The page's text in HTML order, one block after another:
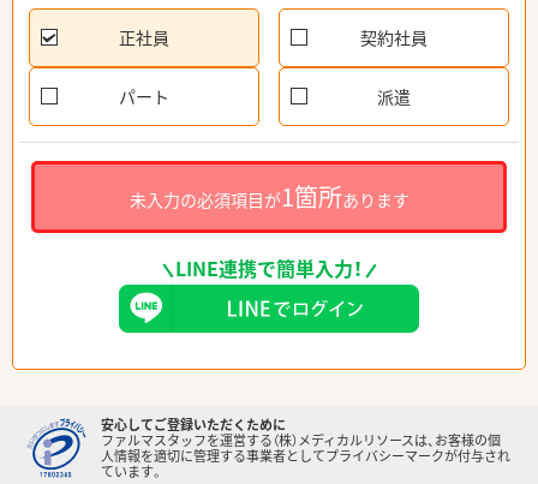
正社員 契約社員
パート 派遣
未入力の必須項目が1箇所あります
LINE連携で簡単入力！
安心してご登録いただくために
ファルマスタッフを運営する（株）メディカルリソースは、お客様の個
人情報を適切に管理する事業者としてプライバシーマークが付与され
ています。